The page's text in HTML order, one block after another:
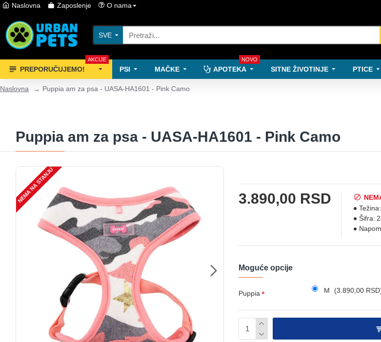
Naslovna Zaposlenje O nama
SVE
PREPORUČUJEMO!
AKCIJE
PSI MAČKE APOTEKA
NOVO
SITNE ŽIVOTINJE PTICE
Naslovna Puppia am za psa - UASA-HA1601 - Pink Camo
Puppia am za psa - UASA-HA1601 - Pink Camo
NEMA NA STANJU 3.890,00 RSD
Težina:
Šifra:
Moguće opcije
Puppia M (3.890,00